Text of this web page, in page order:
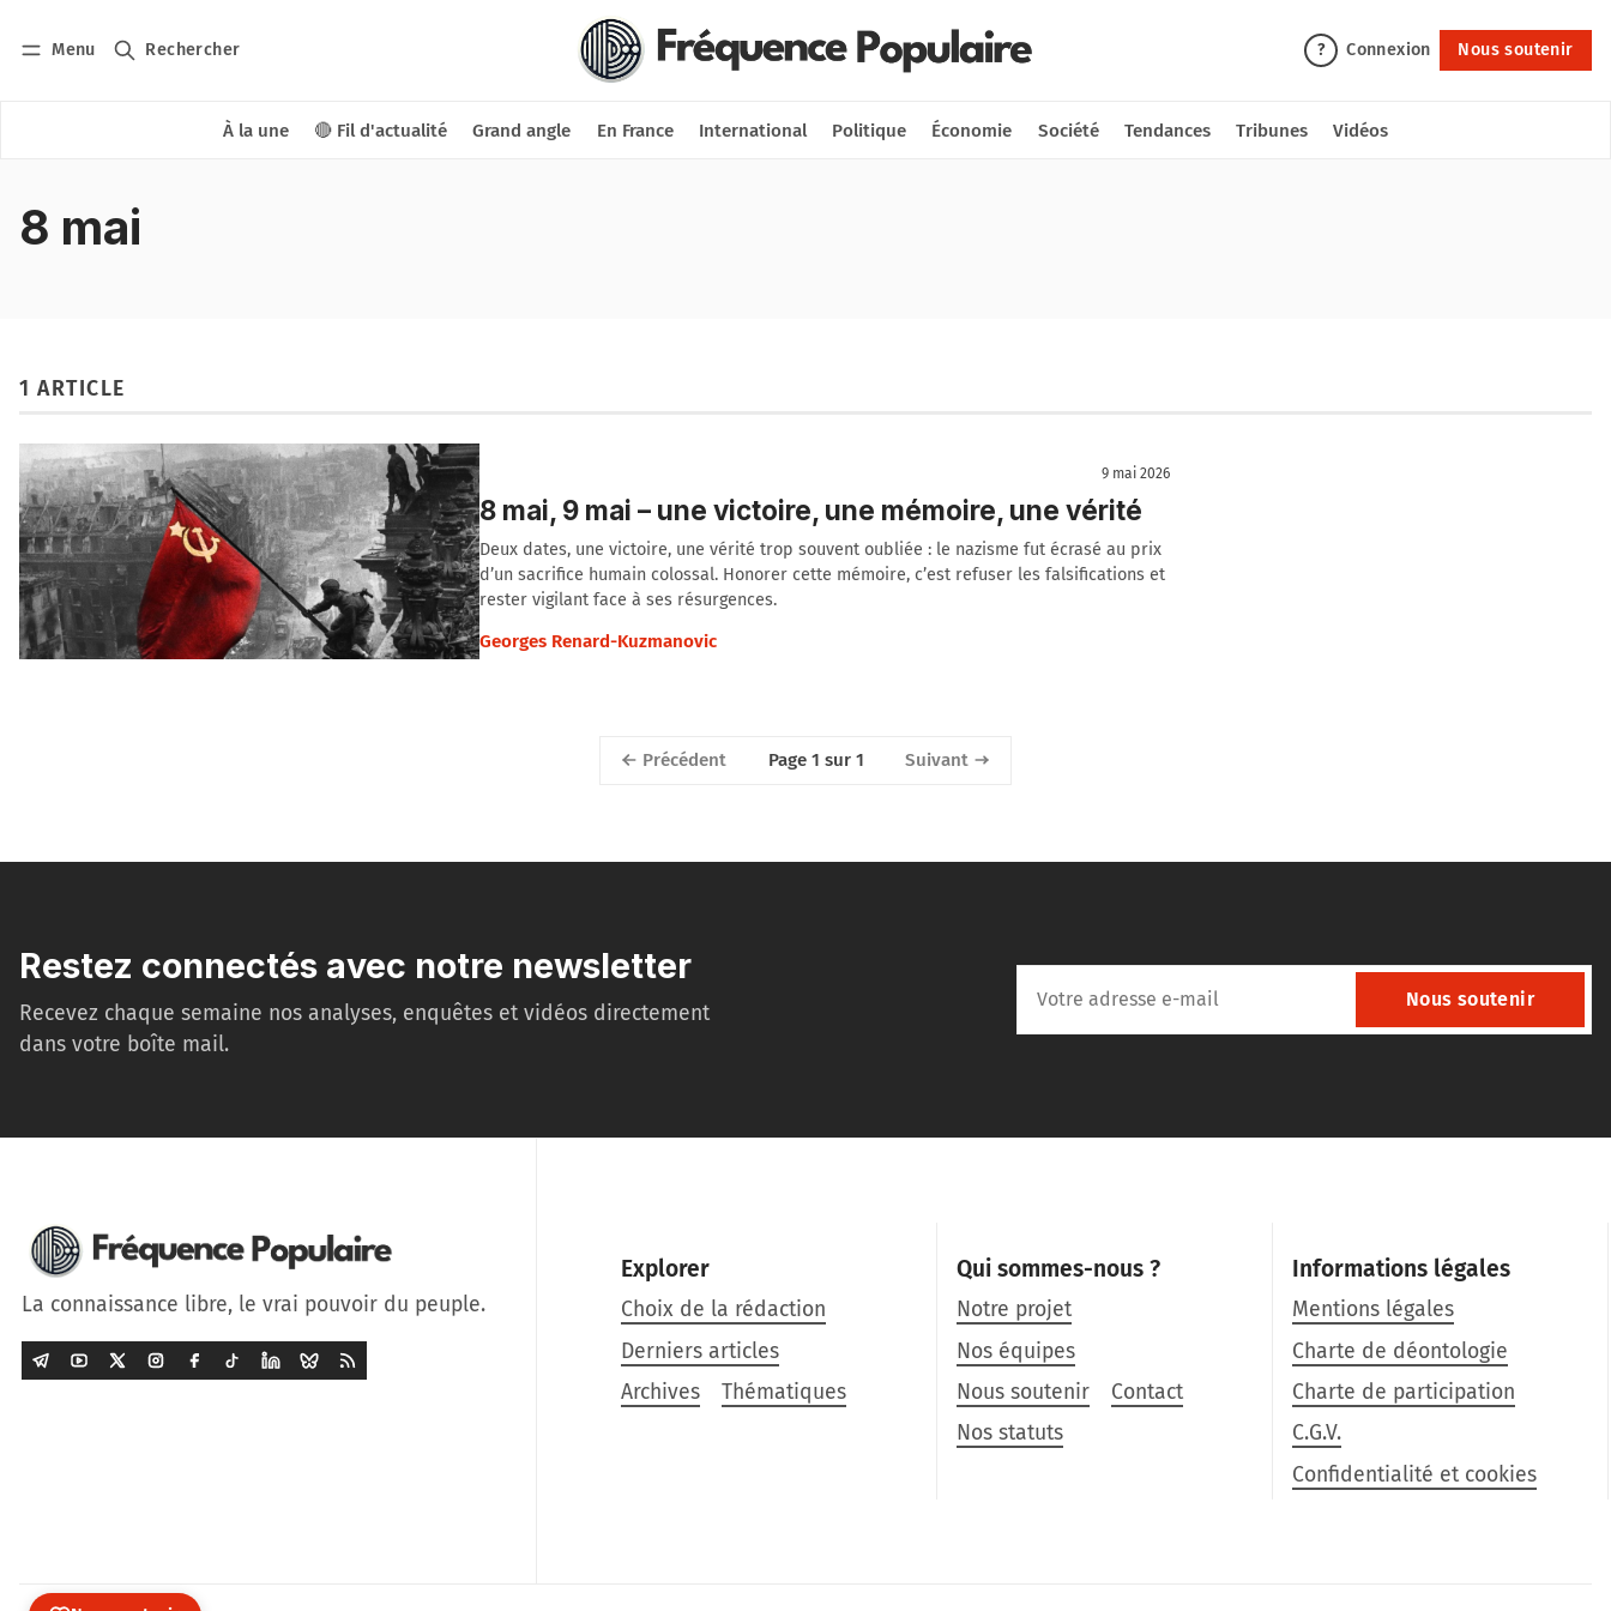
Menu Rechercher ? Connexion Nous soutenir
À la une 🔴 Fil d'actualité Grand angle En France International Politique Économie Société Tendances Tribunes Vidéos
Nous soutenir
8 mai
1 ARTICLE
9 mai 2026
8 mai, 9 mai – une victoire, une mémoire, une vérité
Deux dates, une victoire, une vérité trop souvent oubliée : le nazisme fut écrasé au prix
d’un sacrifice humain colossal. Honorer cette mémoire, c’est refuser les falsifications et
rester vigilant face à ses résurgences.
Georges Renard-Kuzmanovic
Précédent Page 1 sur 1 Suivant
Restez connectés avec notre newsletter
Recevez chaque semaine nos analyses, enquêtes et vidéos directement
dans votre boîte mail.
Nous soutenir
La connaissance libre, le vrai pouvoir du peuple.
Explorer
Choix de la rédaction
Derniers articles
Archives
Thématiques
Qui sommes-nous ?
Notre projet
Nos équipes
Nous soutenir
Contact
Nos statuts
Informations légales
Mentions légales
Charte de déontologie
Charte de participation
C.G.V.
Confidentialité et cookies